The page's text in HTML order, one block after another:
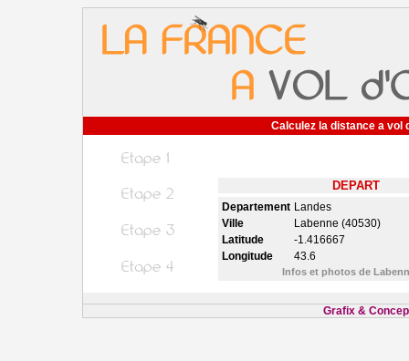
Calculez la distance a vol
DEPART
Departement Landes
Ville
Labenne (40530)
Latitude
-1.416667
Longitude
43.6
Infos et photos de
Grafix &